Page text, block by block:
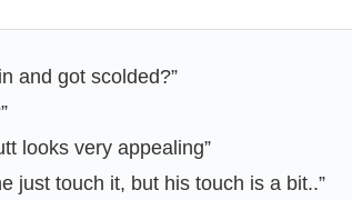
and got scolded?”
looks very appealing”
just touch it, but his touch is a bit..”